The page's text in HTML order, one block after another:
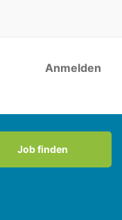
Anmelden
verwenden
Job finden